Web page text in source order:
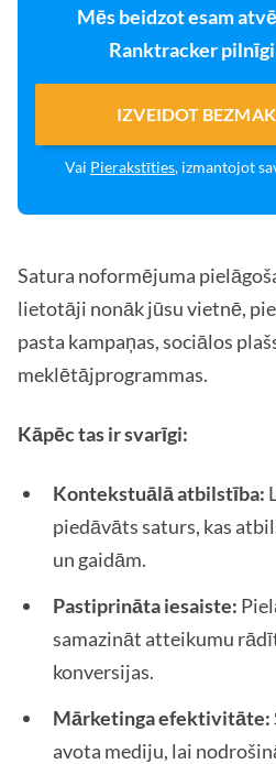
Mēs beidzot esam
Ranktracker pilnīgi
IZVEIDOT
Vai Pierakstīties, izmantojot
Satura noformējuma
lietotāji nonāk jūsu vietnē,
pasta kampaņas, sociālos
meklētājprogrammas.
Kāpēc tas ir svarīgi:
Kontekstuālā atbilstība:
piedāvāts saturs, kas
un gaidām.
Pastiprināta iesaiste:
samazināt atteikumu
konversijas.
Mārketinga efektivitāte:
avota mediju, lai